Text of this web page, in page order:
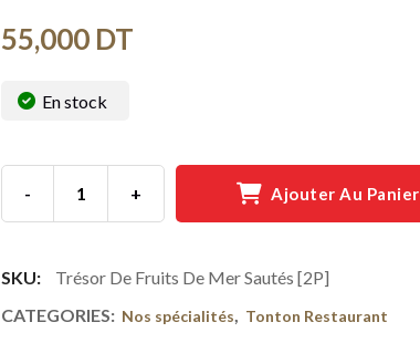
55,000 DT
En stock
- + Ajouter Au Panier
SKU:
Trésor De Fruits De Mer Sautés [2P]
CATEGORIES: Nos spécialités, Tonton Restaurant